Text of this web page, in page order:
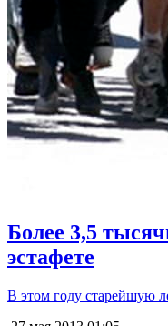
Более 3,5
эстафете
В этом году старейшую